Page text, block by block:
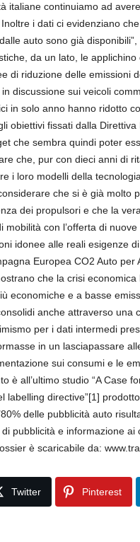
italiane continuiamo ad
i dati ci evidenziano
auto sono già
da un lato, le
di riduzione delle emissioni
discussione sui veicoli
in solo anno hanno ridotto
obiettivi fissati dalla
che sembra quindi poter
che, pur con dieci anni di
i loro modelli della
che si è già molto
dei propulsori e che la
mobilità con l’offerta di
idonee alle reali esigenze
Europea CO2 Auto per
che la crisi
economiche e a basse
anche attraverso una
per i dati intermedi
in un lasciapassare
sui consumi e le
è all’ultimo studio “A Case
labelling directive”[1]
delle pubblicità auto
pubblicità e informazione
è scaricabile da:
Twitter Pinterest